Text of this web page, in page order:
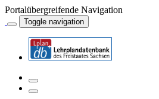
Portalübergreifende Navigation
Toggle navigation